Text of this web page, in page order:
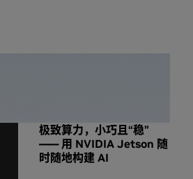
极致算力，小巧且“稳”
—— 用 NVIDIA Jetson 随
时随地构建 AI